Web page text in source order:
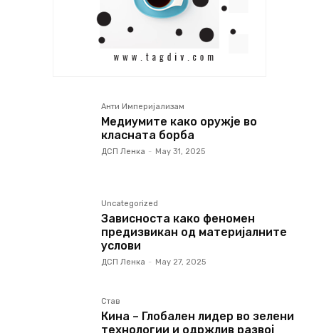
Анти Империјализам
Медиумите како оружје во
класната борба
ДСП Ленка - May 31, 2025
Uncategorized
Зависноста како феномен
предизвикан од материјалните
услови
ДСП Ленка - May 27, 2025
Став
Кина – Глобален лидер во зелени
технологии и одржлив развој